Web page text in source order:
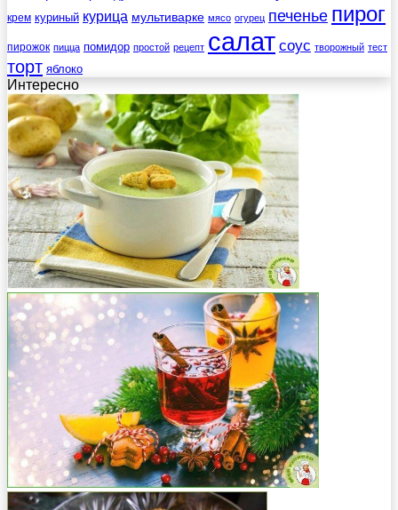
крем куриный курица мультиварке мясо огурец печенье пирог
пирожок пицца помидор простой рецепт салат соус творожный тест
торт яблоко
Интересно